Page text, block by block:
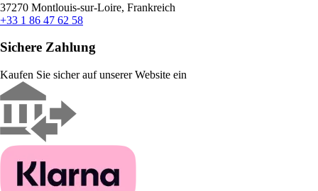
37270 Montlouis-sur-Loire, Frankreich
+33 1 86 47 62 58
Sichere Zahlung
Kaufen Sie sicher auf unserer Website ein